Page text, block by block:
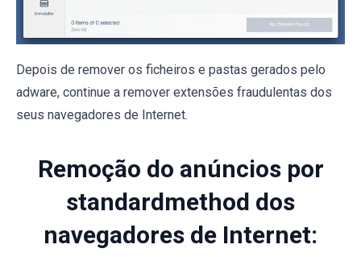
Depois de remover os ficheiros e pastas gerados pelo
adware, continue a remover extensões fraudulentas dos
seus navegadores de Internet.
Remoção do anúncios por
standardmethod dos
navegadores de Internet: